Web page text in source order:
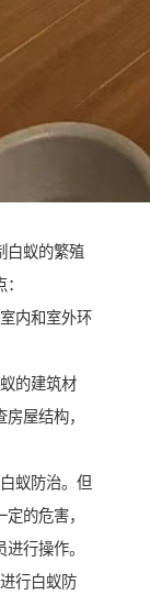
白蚁的繁殖
内和室外环
的建筑材
屋结构，
蚁防治。但
的危害，
行操作。
行白蚁防